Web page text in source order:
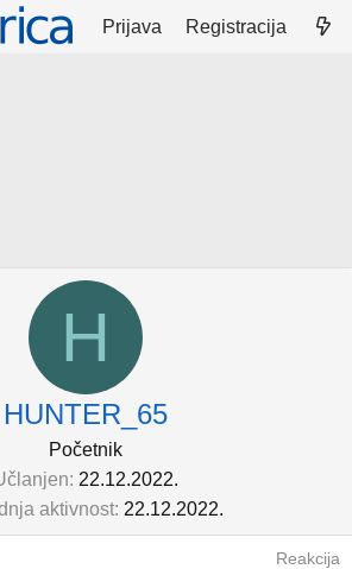
Prijava Registracija
H
HUNTER_65
Početnik
22.12.2022.
aktivnost 22.12.2022.
Reakcija